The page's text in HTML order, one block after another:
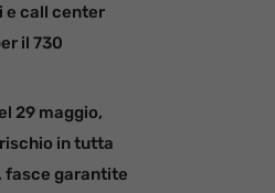
e call center
il 730
29 maggio,
in tutta
fasce garantite